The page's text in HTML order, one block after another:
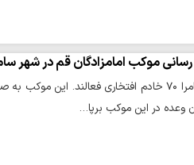
موکب امامزادگان قم در شهر
وعده در این موکب برپا…